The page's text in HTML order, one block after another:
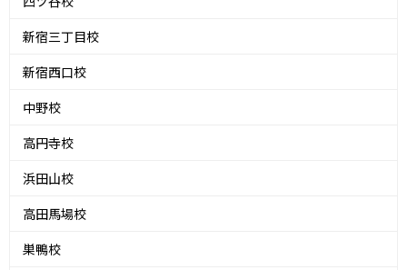
新宿三丁目校
新宿西口校
中野校
高円寺校
浜田山校
高田馬場校
巣鴨校